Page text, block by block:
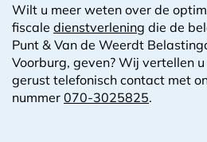
Wilt u meer weten over de
fiscale dienstverlening die de
Punt & Van de Weerdt
Voorburg, geven? Wij vertellen
gerust telefonisch contact met
nummer 070-3025825.